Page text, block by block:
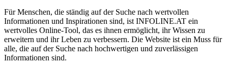
Für Menschen, die ständig auf der Suche nach wertvollen
Informationen und Inspirationen sind, ist INFOLINE.AT ein
wertvolles Online-Tool, das es ihnen ermöglicht, ihr Wissen zu
erweitern und ihr Leben zu verbessern. Die Website ist ein Muss für
alle, die auf der Suche nach hochwertigen und zuverlässigen
Informationen sind.